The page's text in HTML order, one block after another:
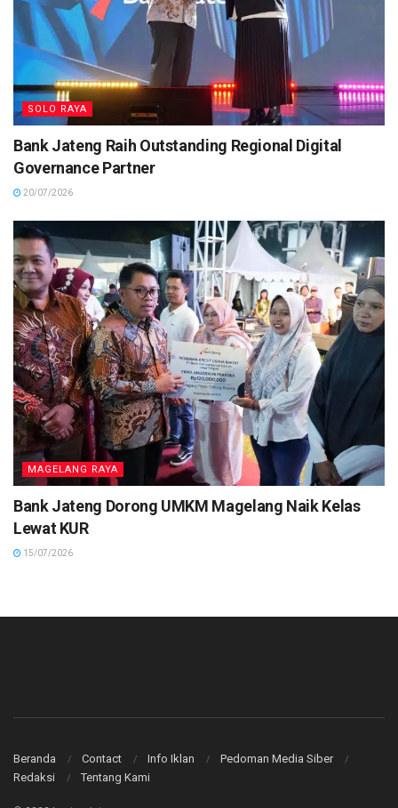
SOLO RAYA
Bank Jateng Raih Outstanding Regional Digital
Governance Partner
20/07/2026
MAGELANG RAYA
Bank Jateng Dorong UMKM Magelang Naik Kelas
Lewat KUR
15/07/2026
Beranda Contact Info Iklan
Pedoman Media Siber
Redaksi
Tentang Kami